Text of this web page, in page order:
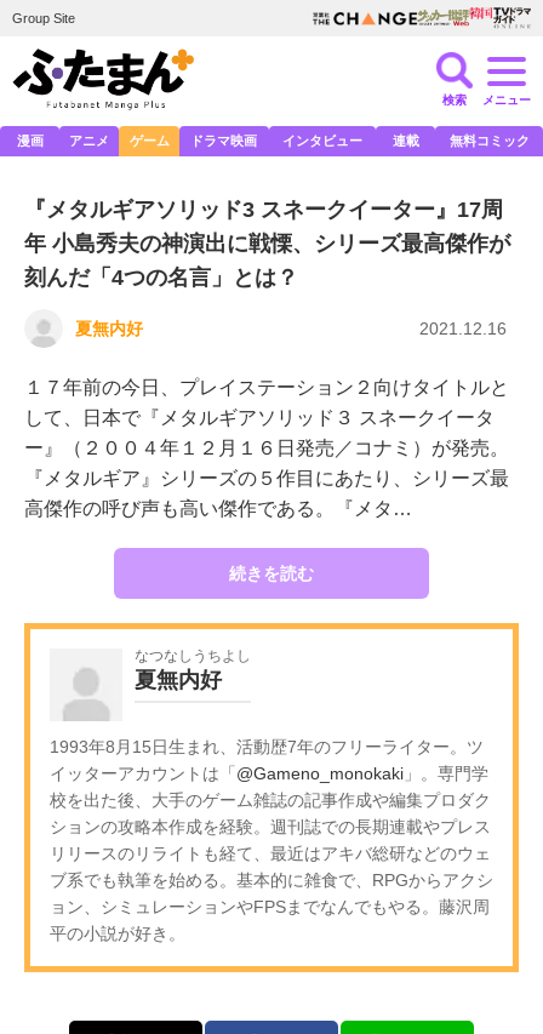
Group Site
検索 メニュー
漫画 アニメ ゲーム ドラマ映画 インタビュー 連載 無料コミック
『メタルギアソリッド3 スネークイーター』17周
年 小島秀夫の神演出に戦慄、シリーズ最高傑作が
刻んだ「4つの名言」とは？
夏無内好 2021.12.16
１７年前の今日、プレイステーション２向けタイトルと
して、日本で『メタルギアソリッド３ スネークイータ
ー』（２００４年１２月１６日発売／コナミ）が発売。
『メタルギア』シリーズの５作目にあたり、シリーズ最
高傑作の呼び声も高い傑作である。『メタ…
続きを読む
なつなしうちよし
夏無内好
1993年8月15日生まれ、活動歴7年のフリーライター。ツ
イッターアカウントは「 @Gameno_monokaki 」。専門学
校を出た後、大手のゲーム雑誌の記事作成や編集プロダク
ションの攻略本作成を経験。週刊誌での長期連載やプレス
リリースのリライトも経て、最近はアキバ総研などのウェ
ブ系でも執筆を始める。基本的に雑食で、RPGからアクシ
ョン、シミュレーションやFPSまでなんでもやる。藤沢周
平の小説が好き。